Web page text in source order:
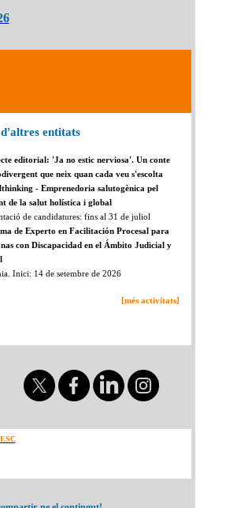
entitats
editorial: 'Ja no estic nerviosa'. Un conte
que neix quan cada veu s'escolta
- Emprenedoria salutogènica pel
de la salut holística i global
de candidatures: fins al 31 de juliol
de Experto en Facilitación Procesal para
con Discapacidad en el Ámbito Judicial y
Inici: 14 de setembre de 2026
[més activitats]